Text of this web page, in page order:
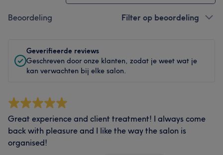
Beoordeling Filter op beoordeling
Geverifieerde reviews
Geschreven door onze klanten, zodat je weet wat je
kan verwachten bij elke salon.
Great experience and client treatment! I always come
back with pleasure and I like the way the salon is
organised!